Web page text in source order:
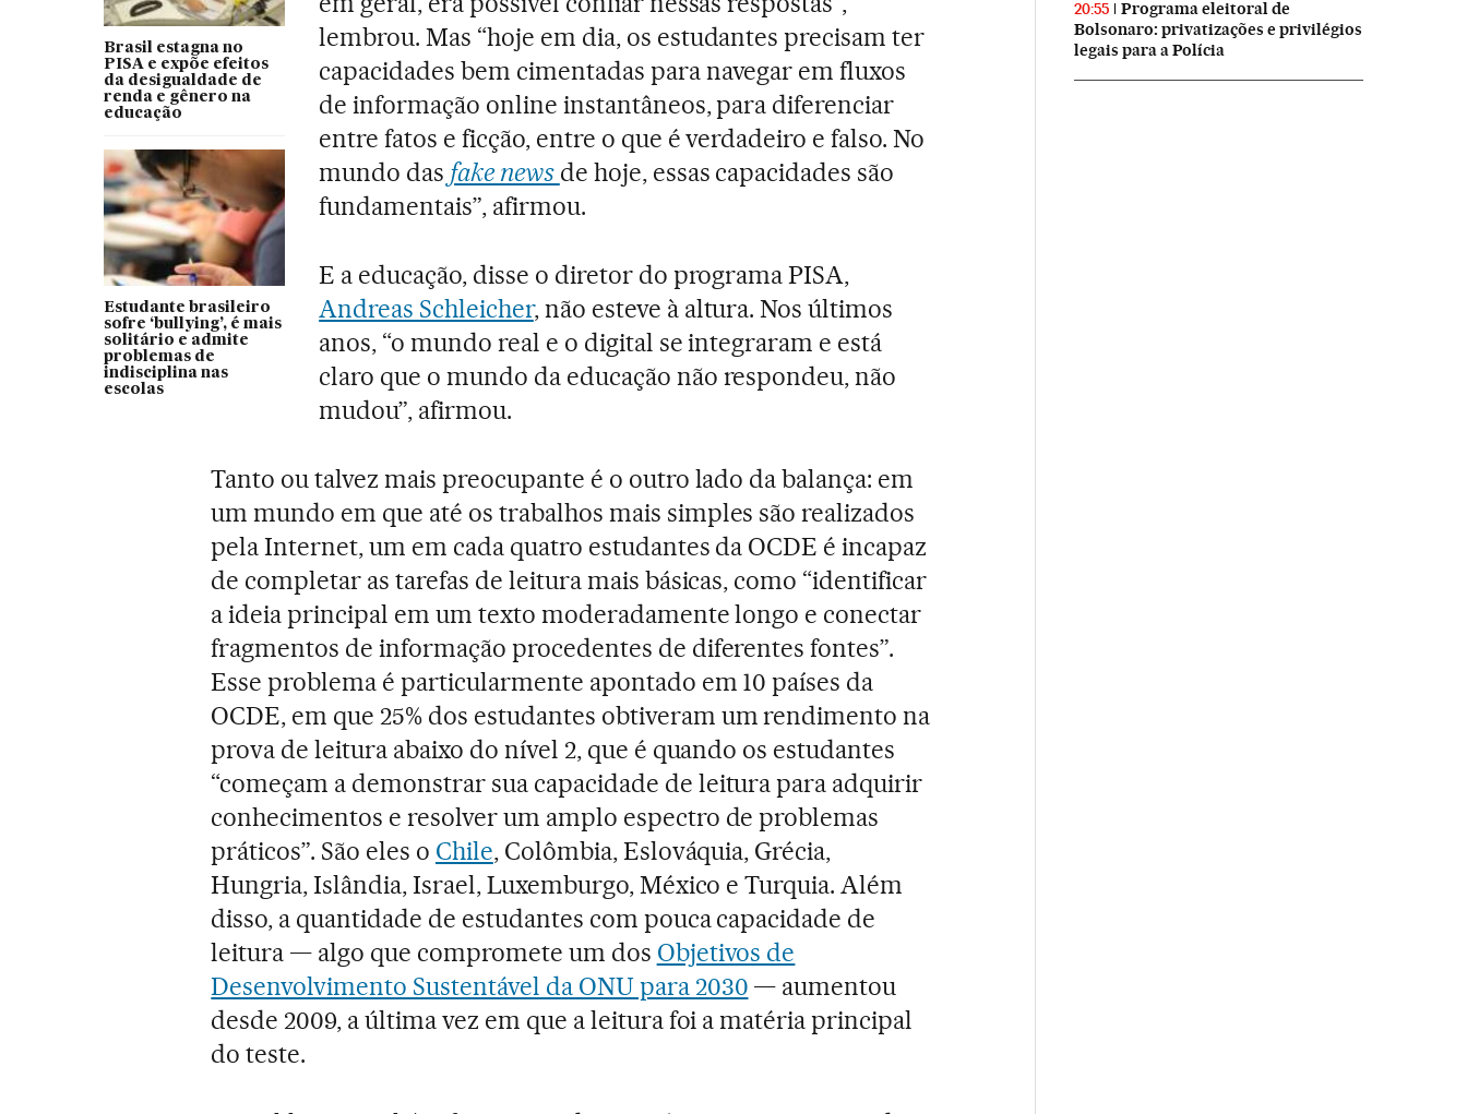
Brasil estagna no
PISA e expõe efeitos
da desigualdade de
renda e gênero na
educação
Estudante brasileiro
sofre ‘bullying’, é mais
solitário e admite
problemas de
indisciplina nas
escolas
lembrou. Mas “hoje em dia, os estudantes precisam ter
capacidades bem cimentadas para navegar em fluxos
de informação online instantâneos, para diferenciar
entre fatos e ficção, entre o que é verdadeiro e falso. No
mundo das fake news de hoje, essas capacidades são
fundamentais”, afirmou.
E a educação, disse o diretor do programa PISA,
Andreas Schleicher, não esteve à altura. Nos últimos
anos, “o mundo real e o digital se integraram e está
claro que o mundo da educação não respondeu, não
mudou”, afirmou.
Tanto ou talvez mais preocupante é o outro lado da balança: em
um mundo em que até os trabalhos mais simples são realizados
pela Internet, um em cada quatro estudantes da OCDE é incapaz
de completar as tarefas de leitura mais básicas, como “identificar
a ideia principal em um texto moderadamente longo e conectar
fragmentos de informação procedentes de diferentes fontes”.
Esse problema é particularmente apontado em 10 países da
OCDE, em que 25% dos estudantes obtiveram um rendimento na
prova de leitura abaixo do nível 2, que é quando os estudantes
“começam a demonstrar sua capacidade de leitura para adquirir
conhecimentos e resolver um amplo espectro de problemas
práticos”. São eles o Chile, Colômbia, Eslováquia, Grécia,
Hungria, Islândia, Israel, Luxemburgo, México e Turquia. Além
disso, a quantidade de estudantes com pouca capacidade de
leitura — algo que compromete um dos Objetivos de
Desenvolvimento Sustentável da ONU para 2030 — aumentou
desde 2009, a última vez em que a leitura foi a matéria principal
do teste.
20:55
Programa eleitoral de
Bolsonaro: privatizações e privilégios
legais para a Polícia